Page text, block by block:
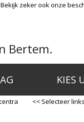
zeker ook onze
Bertem.
KIES
<< Selecteer